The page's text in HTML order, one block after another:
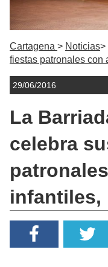
Cartagena Noticias
fiestas patronales con
29/06/2016
La
celebra
infantiles,